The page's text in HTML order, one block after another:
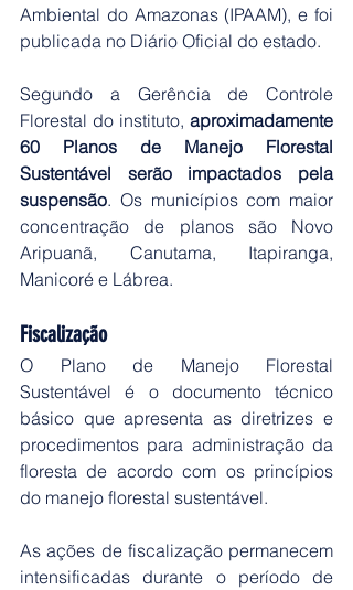
Ambiental do Amazonas (IPAAM), e foi
publicada no Diário Oficial do estado.
Segundo a Gerência de Controle
Florestal do instituto, aproximadamente
60 Planos de Manejo Florestal
Sustentável serão impactados pela
suspensão. Os municípios com maior
concentração de planos são Novo
Aripuanã, Canutama, Itapiranga,
Manicoré e Lábrea.
Fiscalização
O Plano de Manejo Florestal
Sustentável é o documento técnico
básico que apresenta as diretrizes e
procedimentos para administração da
floresta de acordo com os princípios
do manejo florestal sustentável.
As ações de fiscalização permanecem
intensificadas durante o período de